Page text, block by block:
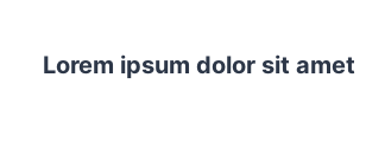
Lorem ipsum dolor sit amet